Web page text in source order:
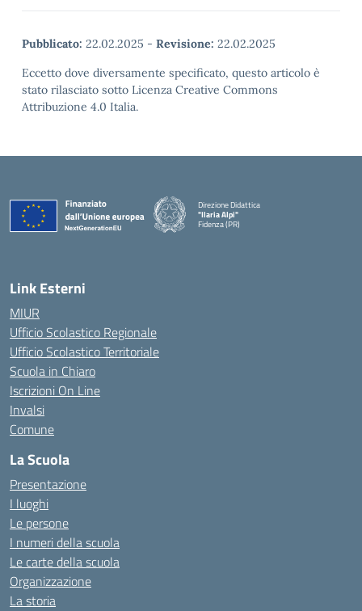
Pubblicato: 22.02.2025 - Revisione: 22.02.2025
Eccetto dove diversamente specificato, questo articolo è
stato rilasciato sotto Licenza Creative Commons
Attribuzione 4.0 Italia.
Direzione Didattica
"Ilaria Alpi"
Fidenza (PR)
Link Esterni
MIUR
Ufficio Scolastico Regionale
Ufficio Scolastico Territoriale
Scuola in Chiaro
Iscrizioni On Line
Invalsi
Comune
La Scuola
Presentazione
I luoghi
Le persone
I numeri della scuola
Le carte della scuola
Organizzazione
La storia